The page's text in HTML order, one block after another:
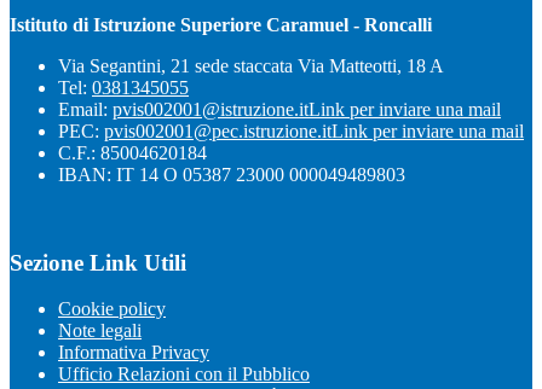
Istituto di Istruzione Superiore Caramuel - Roncalli
Via Segantini, 21 sede staccata Via Matteotti, 18 A
Tel: 0381345055
Email: pvis002001@istruzione.itLink per inviare una mail
PEC: pvis002001@pec.istruzione.itLink per inviare una mail
C.F.: 85004620184
IBAN: IT 14 O 05387 23000 000049489803
Sezione Link Utili
Cookie policy
Note legali
Informativa Privacy
Ufficio Relazioni con il Pubblico